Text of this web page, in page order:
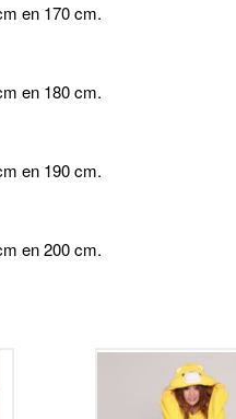
en 170 cm.
en 180 cm.
en 190 cm.
en 200 cm.